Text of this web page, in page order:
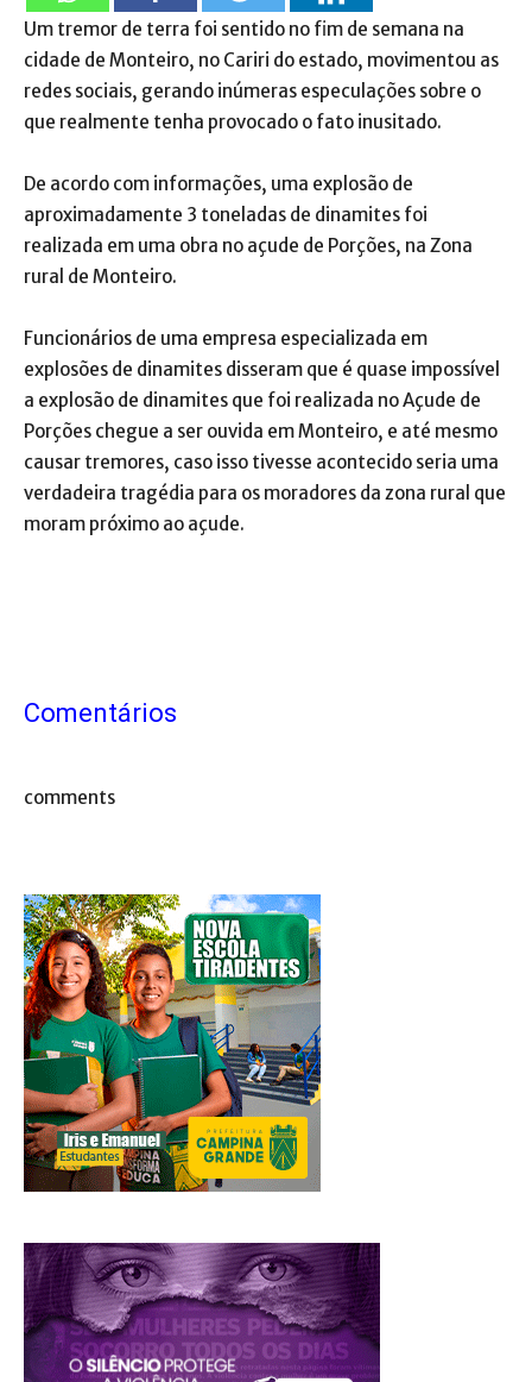
Um tremor de terra foi sentido no fim de semana na
cidade de Monteiro, no Cariri do estado, movimentou as
redes sociais, gerando inúmeras especulações sobre o
que realmente tenha provocado o fato inusitado.
De acordo com informações, uma explosão de
aproximadamente 3 toneladas de dinamites foi
realizada em uma obra no açude de Porções, na Zona
rural de Monteiro.
Funcionários de uma empresa especializada em
explosões de dinamites disseram que é quase impossível
a explosão de dinamites que foi realizada no Açude de
Porções chegue a ser ouvida em Monteiro, e até mesmo
causar tremores, caso isso tivesse acontecido seria uma
verdadeira tragédia para os moradores da zona rural que
moram próximo ao açude.
Comentários
comments